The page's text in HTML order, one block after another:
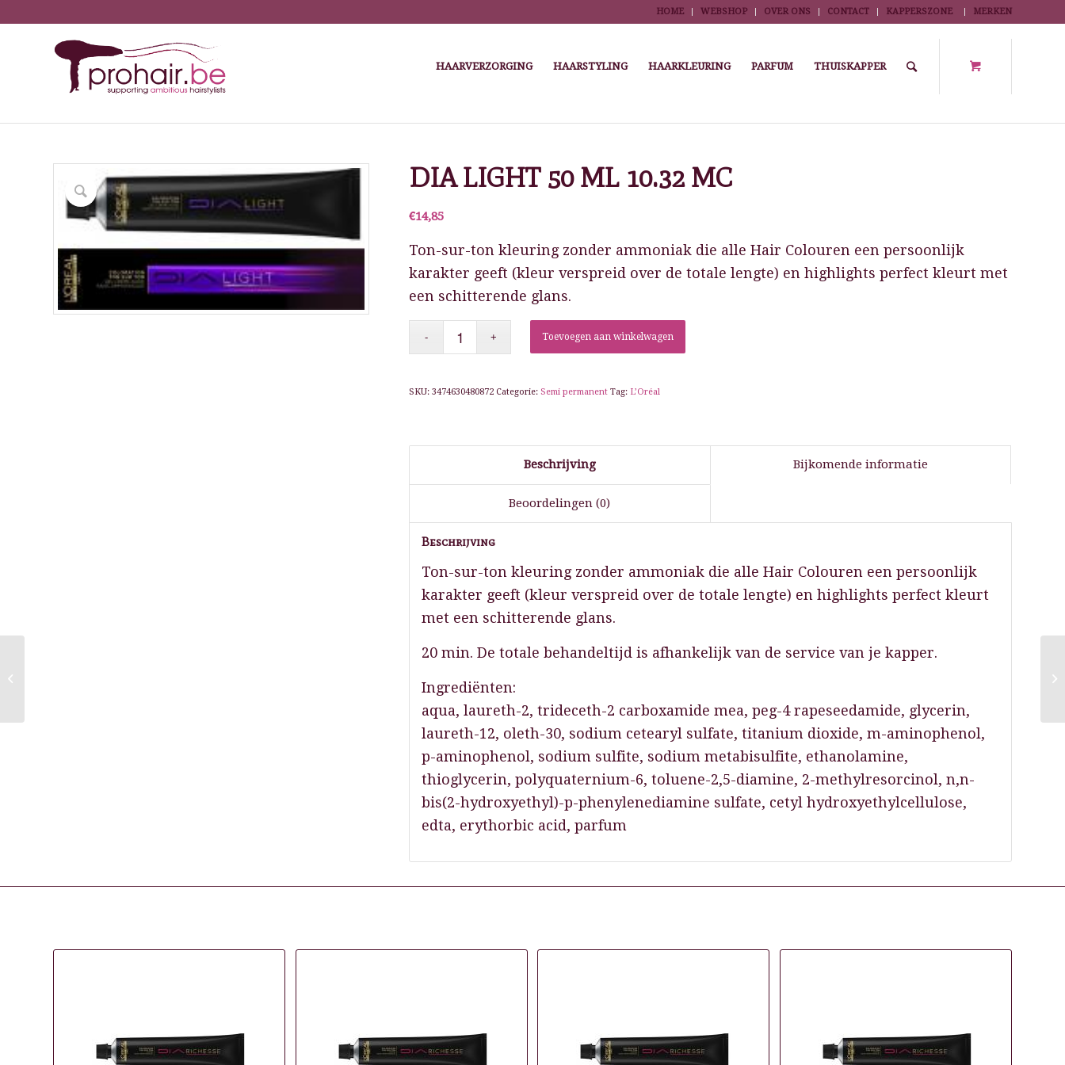
HOME WEBSHOP OVER ONS CONTACT KAPPERSZONE MERKEN
HAARVERZORGING HAARSTYLING HAARKLEURING PARFUM THUISKAPPER
DIA LIGHT 50 ML 10.32 MC
€14,85
Ton-sur-ton kleuring zonder ammoniak die alle Hair Colouren een persoonlijk
karakter geeft (kleur verspreid over de totale lengte) en highlights perfect kleurt met
een schitterende glans.
Toevoegen aan winkelwagen
SKU:3474630480872 Categorie:Semi permanent Tag: L’Oréal
Beschrijving Bijkomende informatie
Beoordelingen (0)
Beschrijving
Ton-sur-ton kleuring zonder ammoniak die alle Hair Colouren een persoonlijk
karakter geeft (kleur verspreid over de totale lengte) en highlights perfect kleurt
met een schitterende glans.
20 min. De totale behandeltijd is afhankelijk van de service van je kapper.
Ingrediënten:
aqua, laureth-2, trideceth-2 carboxamide mea, peg-4 rapeseedamide, glycerin,
laureth-12, oleth-30, sodium cetearyl sulfate, titanium dioxide, m-aminophenol,
p-aminophenol, sodium sulfite, sodium metabisulfite, ethanolamine,
thioglycerin, polyquaternium-6, toluene-2,5-diamine, 2-methylresorcinol, n,n-
bis(2-hydroxyethyl)-p-phenylenediamine sulfate, cetyl hydroxyethylcellulose,
edta, erythorbic acid, parfum